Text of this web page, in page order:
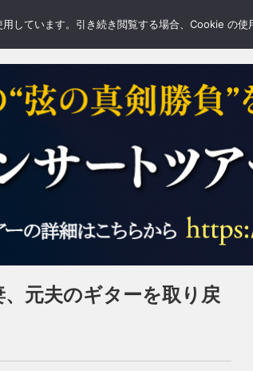
FEATURE
元夫のギターを取り戻
しています。引き続き閲覧する場合、Cookie の使